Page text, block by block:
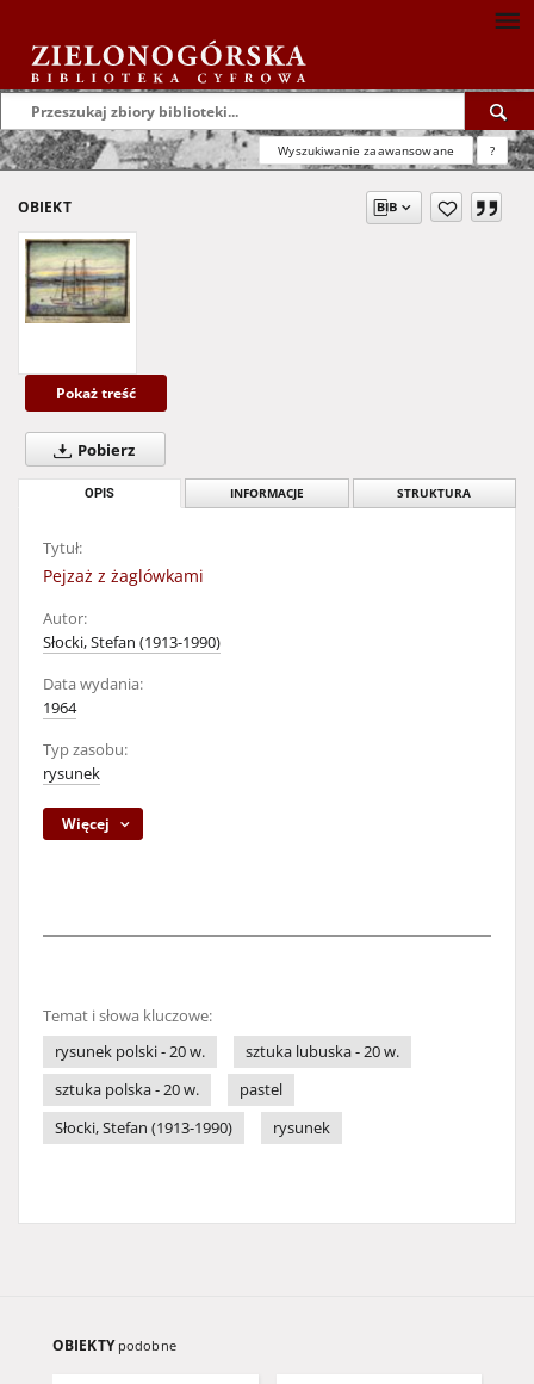
Wyszukiwanie zaawansowane ?
OBIEKT
Pokaż treść
Pobierz
OPIS INFORMACJE STRUKTURA
Tytuł:
Pejzaż z żaglówkami
Autor:
Słocki, Stefan (1913-1990)
Data wydania:
1964
Typ zasobu:
rysunek
Więcej
Temat i słowa kluczowe:
rysunek polski - 20 w.
sztuka lubuska - 20 w.
sztuka polska - 20 w.
pastel
Słocki, Stefan (1913-1990)
rysunek
OBIEKTY podobne